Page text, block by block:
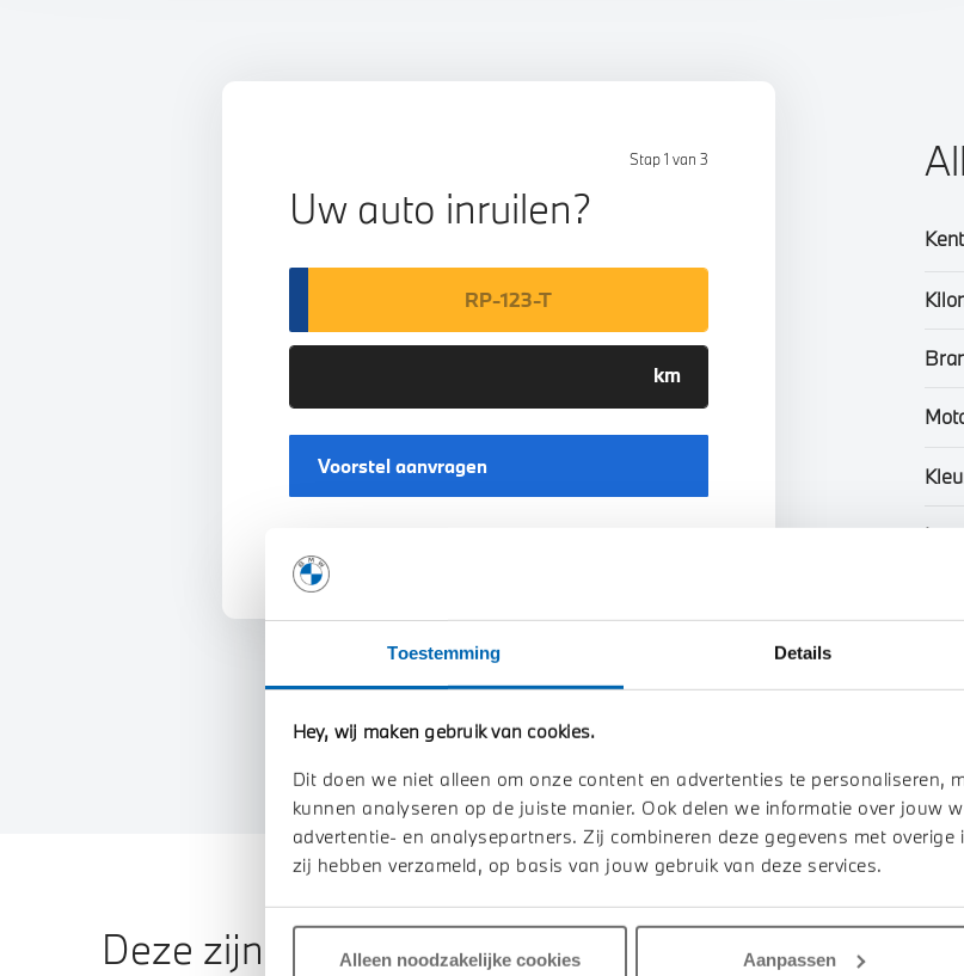
Toestemming Details
Hey, wij maken gebruik van cookies.
Dit doen we niet alleen om onze content en advertenties te personaliseren,
kunnen analyseren op de juiste manier. Ook delen we informatie over jouw
advertentie- en analysepartners. Zij combineren deze gegevens met
zij hebben verzameld, op basis van jouw gebruik van deze services.
Alleen noodzakelijke cookies Aanpassen
Stap 1 van 3
Uw auto inruilen?
Voorstel aanvragen
Deze zijn vergelijkbaar